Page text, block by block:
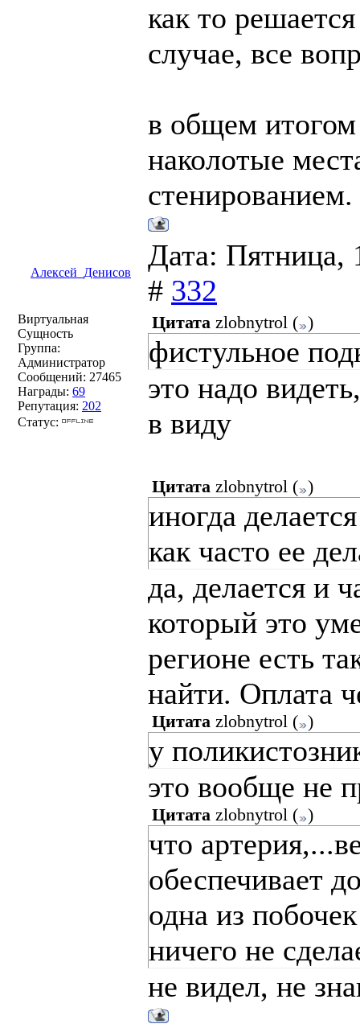
как то
случае, все
в общем итогом
наколотые
стенированием.
Алексей_Денисов
Дата: Пятница,
# 332
Виртуальная
Сущность
Группа:
Администратор
Сообщений: 27465
Награды: 69
Репутация: 202
Статус:
Цитата zlobnytrol ( )
фистульное
это надо
в виду
Цитата zlobnytrol ( )
иногда
как часто ее
да, делается и
который это
регионе есть
найти. Оплата
Цитата zlobnytrol ( )
у
это вообще не
Цитата zlobnytrol ( )
что
обеспечивает
одна из
ничего не
не видел, не